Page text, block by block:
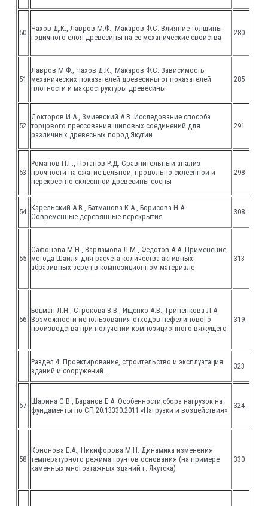
50 Чахов Д.К., Лавров М.Ф., Макаров Ф.С. Влияние толщины
годичного слоя древесины на ее механические свойства
280
51
Лавров М.Ф., Чахов Д.К., Макаров Ф.С. Зависимость
механических показателей древесины от показателей
плотности и макроструктуры древесины
285
52
Докторов И.А., Змиевский А.В. Исследование способа
торцового прессования шиповых соединений для
различных древесных пород Якутии
291
53
Романов П.Г., Потапов Р.Д. Сравнительный анализ
прочности на сжатие цельной, продольно склеенной и
перекрестно склеенной древесины сосны
298
54 Карельский А.В., Батманова К.А., Борисова Н.А.
Современные деревянные перекрытия
308
55
Сафонова М.Н., Варламова Л.М., Федотов А.А. Применение
метода Шайля для расчета количества активных
абразивных зерен в композиционном материале
313
56
Боцман Л.Н., Строкова В.В., Ищенко А.В., Гриненкова Л.А.
Возможности использования отходов нефелинового
производства при получении композиционного вяжущего
319
Раздел 4. Проектирование, строительство и эксплуатация
зданий и сооружений….
323
57 Шарина С.В., Баранов Е.А. Особенности сбора нагрузок на
фундаменты по СП 20.13330.2011 «Нагрузки и воздействия»
324
58
Кононова Е.А., Никифорова М.Н. Динамика изменения
температурного режима грунтов основания (на примере
каменных многоэтажных зданий г. Якутска)
330